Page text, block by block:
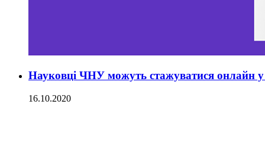
Науковці ЧНУ можуть стажуватися онлайн у
16.10.2020